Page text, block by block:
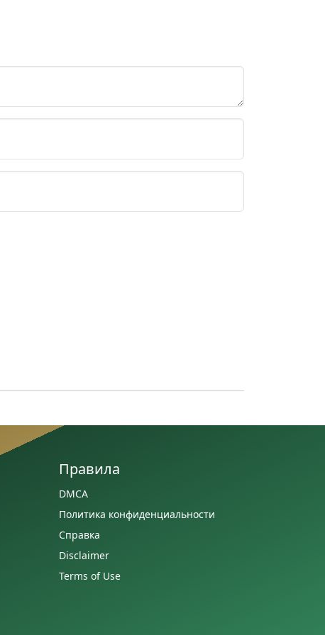
Правила
DMCA
Политика конфиденциальности
Справка
Disclaimer
Terms of Use